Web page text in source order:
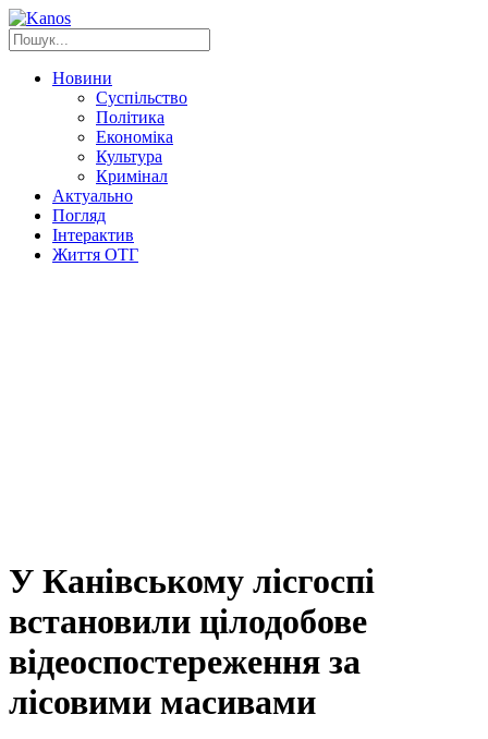
Новини
Суспільство
Політика
Економіка
Культура
Кримінал
Актуально
Погляд
Інтерактив
Життя ОТГ
У Канівському лісгоспі
встановили цілодобове
відеоспостереження за
лісовими масивами